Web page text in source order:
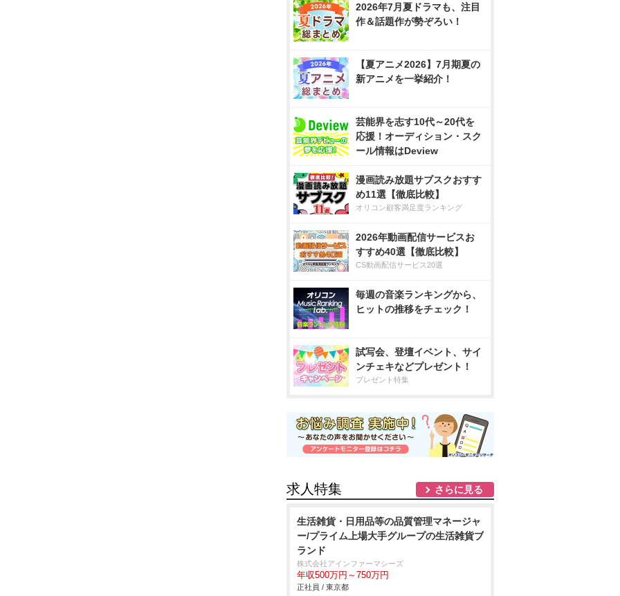
2026年7月夏ドラマも、注目
作＆話題作が勢ぞろい！
【夏アニメ2026】7月期夏の
新アニメを一挙紹介！
芸能界を志す10代～20代を
応援！オーディション・スク
ール情報はDeview
漫画読み放題サブスクおすす
め11選【徹底比較】
オリコン顧客満足度ランキング
2026年動画配信サービスお
すすめ40選【徹底比較】
CS動画配信サービス20選
毎週の音楽ランキングから、
ヒットの推移をチェック！
試写会、登壇イベント、サイ
ンチェキなどプレゼント！
プレゼント特集
求人特集 さらに見る
生活雑貨・日用品等の品質管理マネージャ
ー/プライム上場大手グループの生活雑貨ブ
ランド
株式会社アインファーマシーズ
年収500万円～750万円
正社員 / 東京都